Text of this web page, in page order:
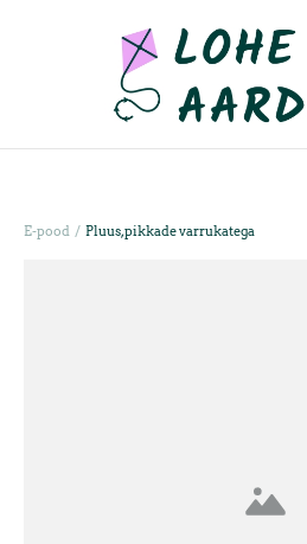
E-pood / Pluus, pikkade varrukatega